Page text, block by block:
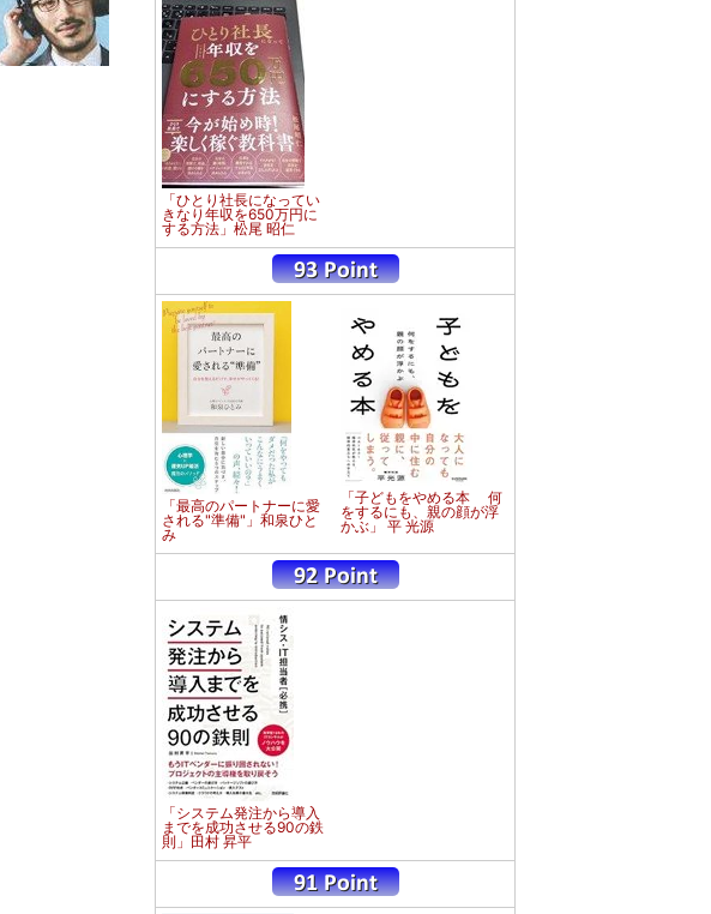
「ひとり社長になってい
きなり年収を650万円に
する方法」松尾 昭仁
「最高のパートナーに愛
される"準備"」和泉ひと
み
「子どもをやめる本 何
をするにも、親の顔が浮
かぶ」 平 光源
「システム発注から導入
までを成功させる90の鉄
則」田村 昇平